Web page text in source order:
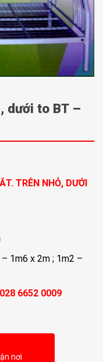
dưới to BT –
TRÊN NHỎ, DƯỚI
1m6 x 2m ; 1m2 –
6652 0009
nơi